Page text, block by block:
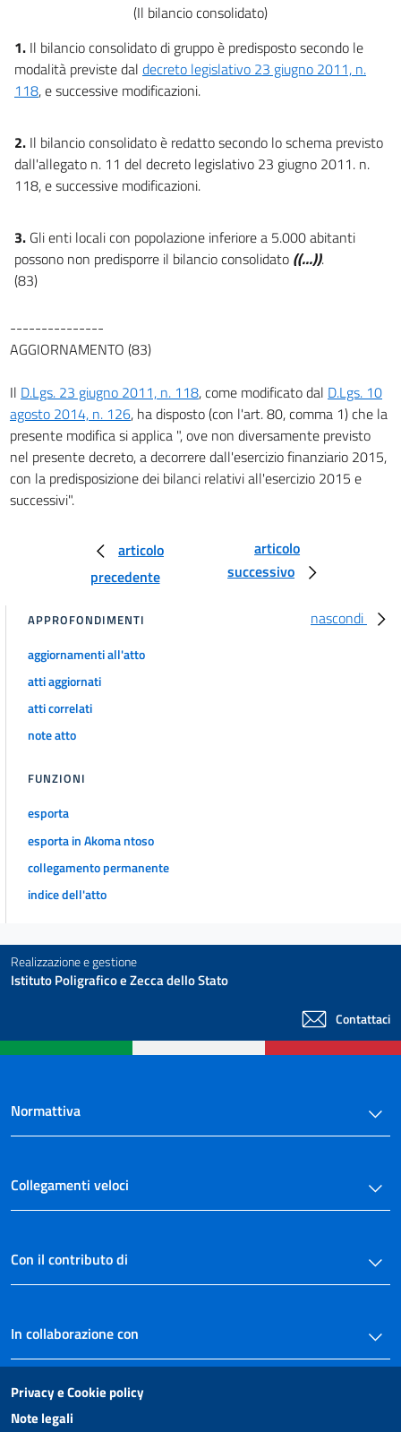
15
16
18
CAPO II
Provincia
19
20
22
24
25
26
CAPO IV
30
31
32
33
36
37
39
43
44
46
51
(Il bilancio consolidato)
1. Il bilancio consolidato di gruppo è predisposto secondo le
modalità previste dal decreto legislativo 23 giugno 2011, n.
118, e successive modificazioni.
2. Il bilancio consolidato è redatto secondo lo schema previsto
dall'allegato n. 11 del decreto legislativo 23 giugno 2011. n.
118, e successive modificazioni.
3. Gli enti locali con popolazione inferiore a 5.000 abitanti
possono non predisporre il bilancio consolidato ((...)).
(83)
---------------
AGGIORNAMENTO (83)
Il D.Lgs. 23 giugno 2011, n. 118, come modificato dal D.Lgs. 10
agosto 2014, n. 126, ha disposto (con l'art. 80, comma 1) che la
presente modifica si applica ", ove non diversamente previsto
nel presente decreto, a decorrere dall'esercizio finanziario 2015,
con la predisposizione dei bilanci relativi all'esercizio 2015 e
successivi".
articolo
precedente
articolo
successivo
nascondi
APPROFONDIMENTI
aggiornamenti all'atto
atti aggiornati
atti correlati
note atto
FUNZIONI
esporta
esporta in Akoma ntoso
collegamento permanente
indice dell'atto
Realizzazione e gestione
Istituto Poligrafico e Zecca dello Stato
Contattaci
Normattiva
Collegamenti veloci
Con il contributo di
In collaborazione con
Privacy e Cookie policy
Note legali